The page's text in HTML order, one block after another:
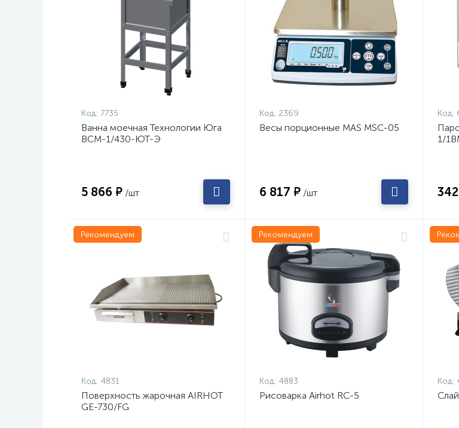
Код: 7735
Ванна моечная Технологии Юга
ВСМ-1/430-ЮТ-Э
5 866 ₽ /шт
Код: 2369
Весы порционные MAS MSC-05
6 817 ₽ /шт
Код:
1/
Рекомендуем
Код: 4831
Поверхность жарочная AIRHOT
GE-730/FG
Рекомендуем
Код: 4883
Рисоварка Airhot RC-5
Код: